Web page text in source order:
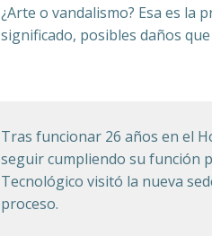
¿Arte o vandalismo? Esa es la
significado, posibles daños
Tras funcionar 26 años en el
seguir cumpliendo su función
Tecnológico visitó la nueva
proceso.